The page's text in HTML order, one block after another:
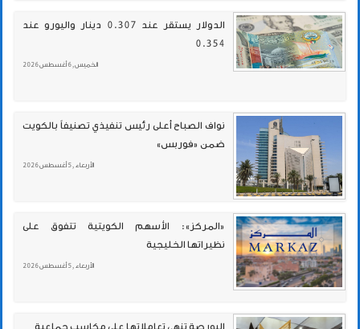
الدولار يستقر عند 0.307 دينار واليورو عند
0.354
الخميس , 6 أغسطس 2026
نواف الصباح أعلى رئيس تنفيذي تصنيفاً بالكويت
ضمن «فوربس»
الأربعاء , 5 أغسطس 2026
«المركز»: الأسهم الكويتية تتفوق على
نظيراتها الخليجية
الأربعاء , 5 أغسطس 2026